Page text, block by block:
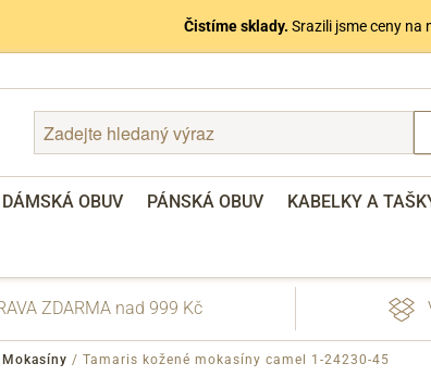
Čistíme sklady. Srazili jsme ceny na
DÁMSKÁ OBUV PÁNSKÁ OBUV KABELKY A
ZDARMA nad 999 Kč
Mokasíny / Tamaris kožené mokasíny camel 1-24230-45